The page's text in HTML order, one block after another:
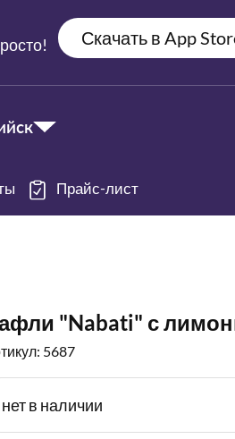
Скачать в App
Прайс-лист
"Nabati" с
5687
нет в наличии